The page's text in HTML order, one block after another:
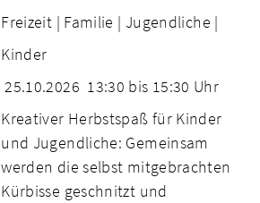
Freizeit | Familie | Jugendliche |
Kinder
25.10.2026 13:30 bis 15:30 Uhr
Kreativer Herbstspaß für Kinder
und Jugendliche: Gemeinsam
werden die selbst mitgebrachten
Kürbisse geschnitzt und